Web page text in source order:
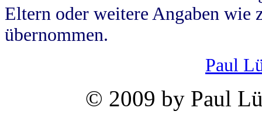
Eltern oder weitere Angaben wie
übernommen.
Paul
© 2009 by Paul